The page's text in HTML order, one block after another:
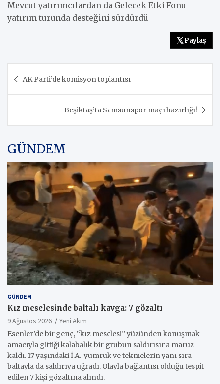
Mevcut yatırımcılardan da Gelecek Etki Fonu
yatırım turunda desteğini sürdürdü
Paylaş
gezinmesi
AK Parti’de komisyon toplantısı
Beşiktaş’ta Samsunspor maçı hazırlığı!
GÜNDEM
GÜNDEM
Kız meselesinde baltalı kavga: 7 gözaltı
9 Ağustos 2026
Yeni Akım
Esenler’de bir genç, “kız meselesi” yüzünden konuşmak
amacıyla gittiği kalabalık bir grubun saldırısına maruz
kaldı. 17 yaşındaki İ.A., yumruk ve tekmelerin yanı sıra
baltayla da saldırıya uğradı. Olayla bağlantısı olduğu tespit
edilen 7 kişi gözaltına alındı.